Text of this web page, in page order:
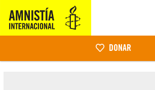
DONAR